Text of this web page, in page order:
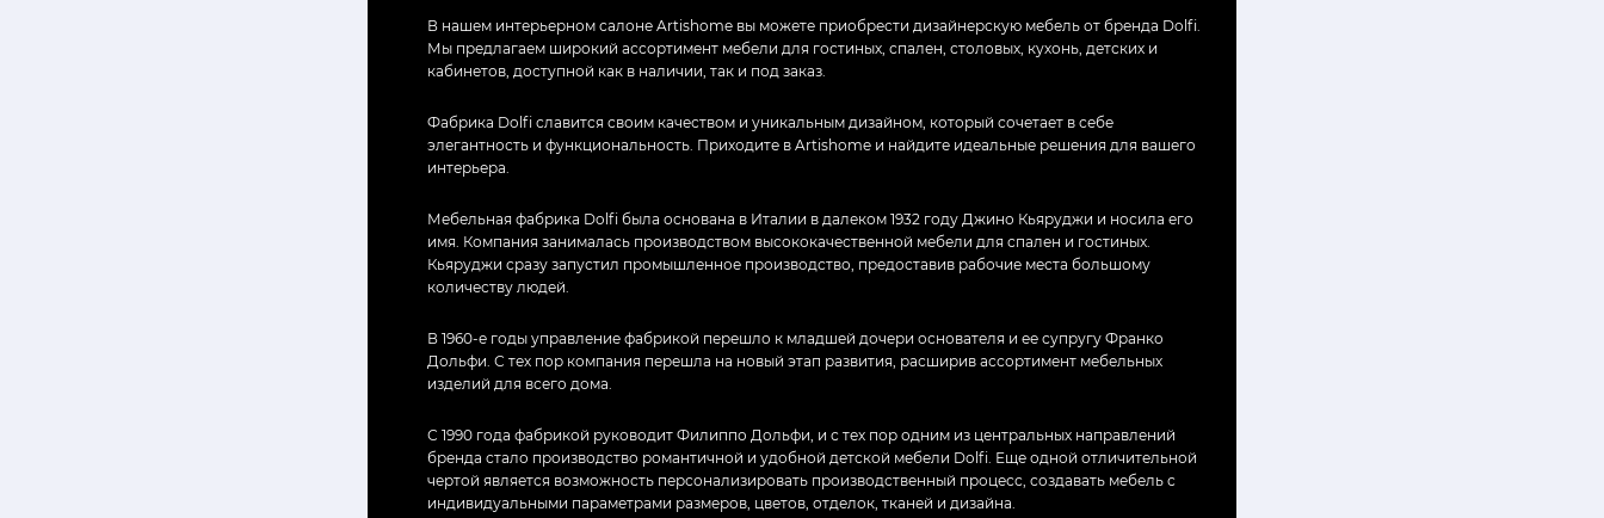
В нашем интерьерном салоне Artishome вы можете приобрести дизайнерскую мебель от бренда Dolfi.
Мы предлагаем широкий ассортимент мебели для гостиных, спален, столовых, кухонь, детских и
кабинетов, доступной как в наличии, так и под заказ.
Фабрика Dolfi славится своим качеством и уникальным дизайном, который сочетает в себе
элегантность и функциональность. Приходите в Artishome и найдите идеальные решения для вашего
интерьера.
Мебельная фабрика Dolfi была основана в Италии в далеком 1932 году Джино Кьяруджи и носила его
имя. Компания занималась производством высококачественной мебели для спален и гостиных.
Кьяруджи сразу запустил промышленное производство, предоставив рабочие места большому
количеству людей.
В 1960-е годы управление фабрикой перешло к младшей дочери основателя и ее супругу Франко
Дольфи. С тех пор компания перешла на новый этап развития, расширив ассортимент мебельных
изделий для всего дома.
С 1990 года фабрикой руководит Филиппо Дольфи, и с тех пор одним из центральных направлений
бренда стало производство романтичной и удобной детской мебели Dolfi. Еще одной отличительной
чертой является возможность персонализировать производственный процесс, создавать мебель с
индивидуальными параметрами размеров, цветов, отделок, тканей и дизайна.